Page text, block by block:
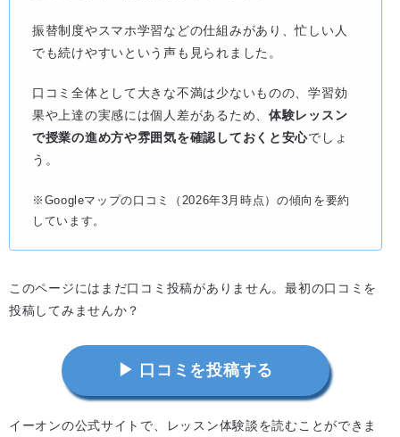
振替制度やスマホ学習などの仕組みがあり、忙しい人
でも続けやすいという声も見られました。
口コミ全体として大きな不満は少ないものの、学習効
果や上達の実感には個人差があるため、 体験レッスン
で授業の進め方や雰囲気を確認しておくと安心でしょ
う。
※Googleマップの口コミ（2026年3月時点）の傾向を要約
しています。
このページにはまだ口コミ投稿がありません。最初の口コミを
投稿してみませんか？
▶ 口コミを投稿する
イーオンの公式サイトで、レッスン体験談を読むことができま